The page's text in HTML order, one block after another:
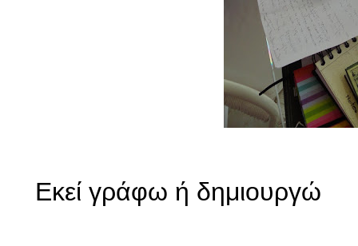
Εκεί γράφω ή δημιουργώ